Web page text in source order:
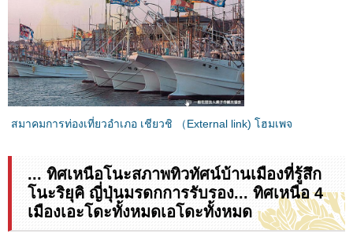
สมาคมการท่องเที่ยวอำเภอ เชียวชิ （External link) โฮมเพจ
... ทิศเหนือโนะสภาพทิวทัศน์บ้านเมืองที่รู้สึก
โนะริยุคิ ญี่ปุ่นมรดกการรับรอง... ทิศเหนือ 4
เมืองเอะโดะทั้งหมดเอโดะทั้งหมด